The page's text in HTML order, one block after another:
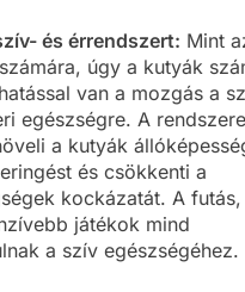
és érrendszert: Mint
úgy a kutyák
van a mozgás a
egészségre. A
a kutyák
és csökkenti a
kockázatát. A futás,
játékok mind
a szív egészségéhez.